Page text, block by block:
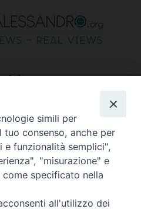
su
simili per
consenso, anche per
funzionalità semplici",
"misurazione" e
specificato nella
all'utilizzo dei